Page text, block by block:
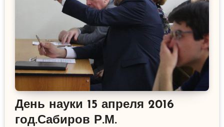
День науки 15 апреля 2016
год.Сабиров Р.М.